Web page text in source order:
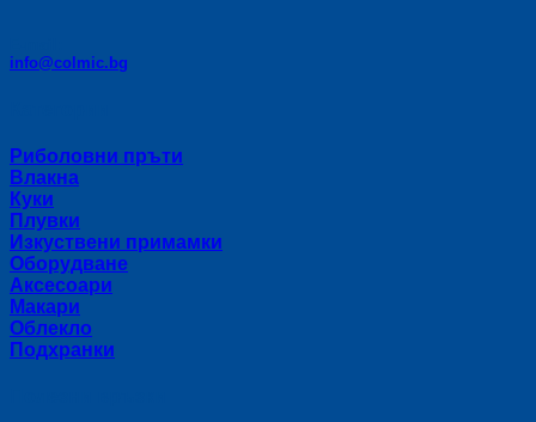
info@colmic.bg
Риболовни пръти
Влакна
Куки
Плувки
Изкуствени примамки
Оборудване
Аксесоари
Макари
Облекло
Подхранки